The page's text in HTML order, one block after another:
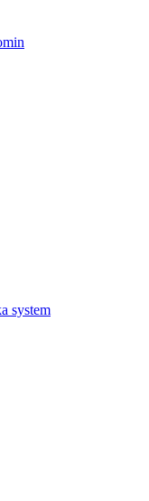
system